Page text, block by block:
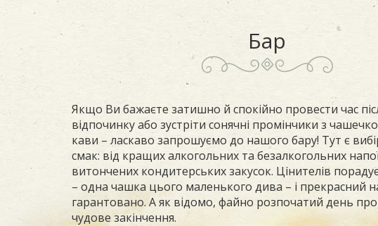
Бар
Якщо Ви бажаєте затишно й спокійно провести час
відпочинку або зустріти сонячні промінчики з
кави – ласкаво запрошуємо до нашого бару! Тут є
смак: від кращих алкогольних та безалкогольних
витончених кондитерських закусок. Цінителів
– одна чашка цього маленького дива – і прекрасний
гарантовано. А як відомо, файно розпочатий день
чудове закінчення.